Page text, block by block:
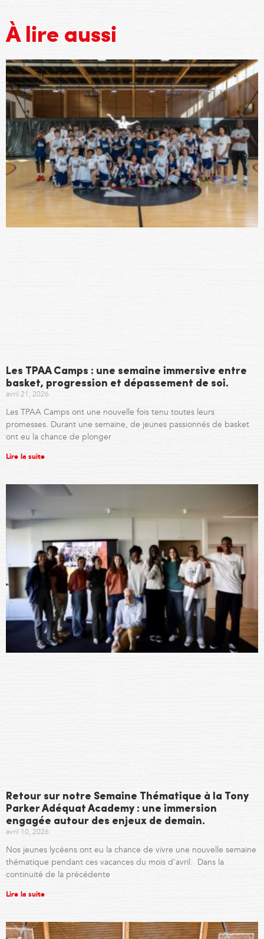
À lire aussi
Les TPAA Camps : une semaine immersive entre
basket, progression et dépassement de soi.
avril 21, 2026
Les TPAA Camps ont une nouvelle fois tenu toutes leurs
promesses. Durant une semaine, de jeunes passionnés de basket
ont eu la chance de plonger
Lire la suite
Retour sur notre Semaine Thématique à la Tony
Parker Adéquat Academy : une immersion
engagée autour des enjeux de demain.
avril 10, 2026
Nos jeunes lycéens ont eu la chance de vivre une nouvelle semaine
thématique pendant ces vacances du mois d’avril. Dans la
continuité de la précédente
Lire la suite